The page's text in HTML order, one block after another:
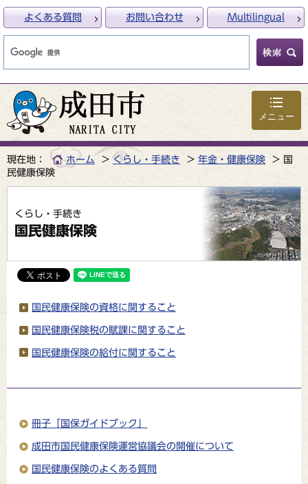
メニュー
よくある質問 お問い合わせ Multilingual
現在地： ホーム くらし・手続き 年金・健康保険
国
民健康保険
くらし・手続き
国民健康保険
国民健康保険の資格に関すること
国民健康保険税の賦課に関すること
国民健康保険の給付に関すること
冊子「国保ガイドブック」
成田市国民健康保険運営協議会の開催について
国民健康保険のよくある質問